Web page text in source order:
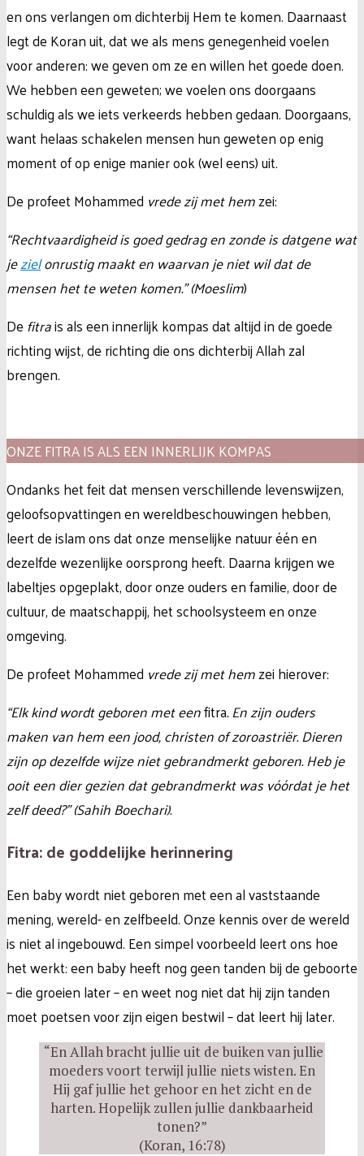
en ons verlangen om dichterbij Hem te komen. Daarnaast
legt de Koran uit, dat we als mens genegenheid voelen
voor anderen: we geven om ze en willen het goede doen.
We hebben een geweten; we voelen ons doorgaans
schuldig als we iets verkeerds hebben gedaan. Doorgaans,
want helaas schakelen mensen hun geweten op enig
moment of op enige manier ook (wel eens) uit.
De profeet Mohammed vrede zij met hemzei:
“Rechtvaardigheid is goed gedrag en zonde is datgene wat
jezielonrustig maakt en waarvan je niet wil dat de
mensen het te weten komen.”(Moeslim)
Defitrais als een innerlijk kompas dat altijd in de goede
richting wijst, de richting die ons dichterbij Allah zal
brengen.
ONZE FITRA IS ALS EEN INNERLIJK KOMPAS
Ondanks het feit dat mensen verschillende levenswijzen,
geloofsopvattingen en wereldbeschouwingen hebben,
leert de islam ons dat onze menselijke natuur één en
dezelfde wezenlijke oorsprong heeft. Daarna krijgen we
labeltjes opgeplakt, door onze ouders en familie, door de
cultuur, de maatschappij, het schoolsysteem en onze
omgeving.
De profeet Mohammed vrede zij met hemzei hierover:
“Elk kind wordt geboren met eenfitra. En zijn ouders
maken van hem een jood, christen of zoroastriër. Dieren
zijn op dezelfde wijze niet gebrandmerkt geboren. Heb je
ooit een dier gezien dat gebrandmerkt was vóórdat je het
zelf deed?” (Sahih Boechari).
Fitra: de goddelijke herinnering
Een baby wordt niet geboren met een al vaststaande
mening, wereld- en zelfbeeld. Onze kennis over de wereld
is niet al ingebouwd. Een simpel voorbeeld leert ons hoe
het werkt: een baby heeft nog geen tanden bij de geboorte
– die groeien later – en weet nog niet dat hij zijn tanden
moet poetsen voor zijn eigen bestwil – dat leert hij later.
“En Allah bracht jullie uit de buiken van jullie
moeders voort terwijl jullie niets wisten. En
Hij gaf jullie het gehoor en het zicht en de
harten. Hopelijk zullen jullie dankbaarheid
tonen?”
(Koran, 16:78)